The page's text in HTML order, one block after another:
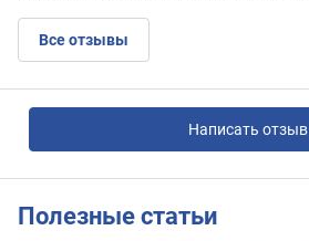
Все отзывы
Написать отзыв
Полезные статьи